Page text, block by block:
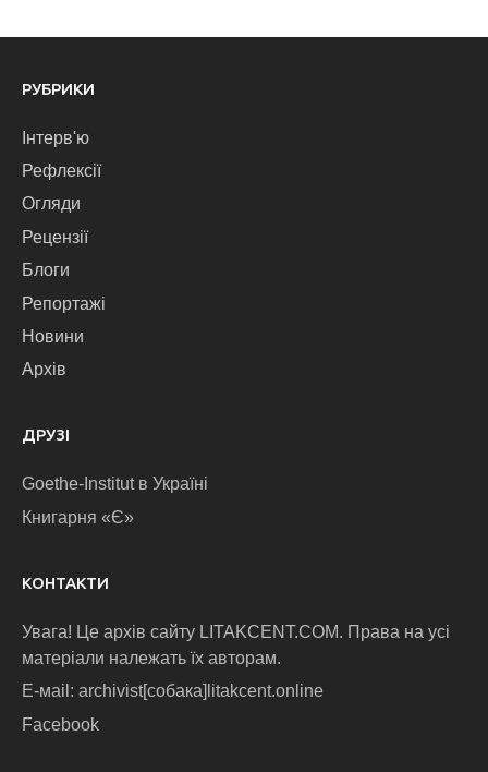
РУБРИКИ
Інтерв'ю
Рефлексії
Огляди
Рецензії
Блоги
Репортажі
Новини
Архів
ДРУЗІ
Goethe-Institut в Україні
Книгарня «Є»
КОНТАКТИ
Увага! Це архів сайту LITAKCENT.COM. Права на усі
матеріали належать їх авторам.
E-маіl: archivist[собака]litakcent.online
Facebook